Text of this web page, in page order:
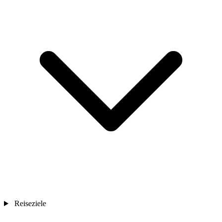
Reiseziele